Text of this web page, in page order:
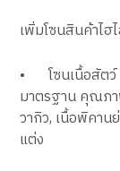
เพิ่มโซนสินค้าไ
•
โซนเนื้อสัต
มาตรฐาน คุณภา
วากิว, เนื้อพิคา
แต่ง